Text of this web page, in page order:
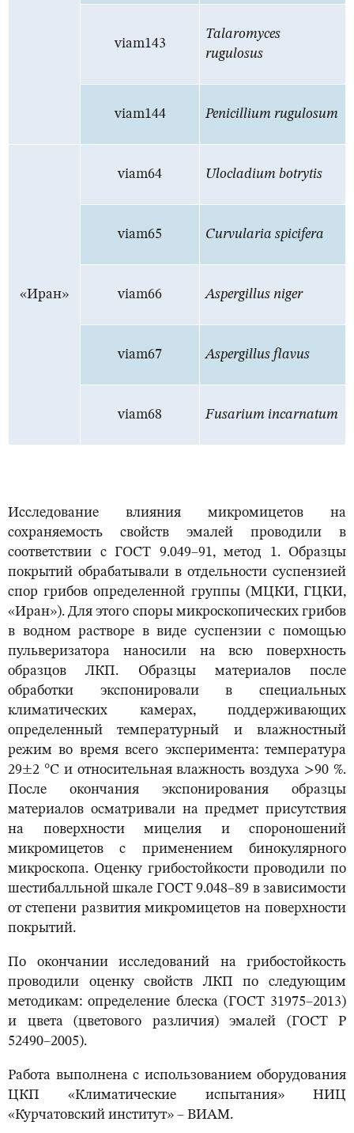
viam143
Talaromyces
rugulosus
viam144 Penicillium rugulosum
«Иран»
viam64 Ulocladium botrytis
viam65 Curvularia spicifera
viam66 Aspergillus niger
viam67 Aspergillus flavus
viam68 Fusarium incarnatum
Исследование влияния микромицетов на
сохраняемость свойств эмалей проводили в
соответствии с ГОСТ 9.049‒91, метод 1. Образцы
покрытий обрабатывали в отдельности суспензией
спор грибов определенной группы (МЦКИ, ГЦКИ,
«Иран»). Для этого споры микроскопических грибов
в водном растворе в виде суспензии с помощью
пульверизатора наносили на всю поверхность
образцов ЛКП. Образцы материалов после
обработки экспонировали в специальных
климатических камерах, поддерживающих
определенный температурный и влажностный
режим во время всего эксперимента: температура
29±2 °C и относительная влажность воздуха >90 %.
После окончания экспонирования образцы
материалов осматривали на предмет присутствия
на поверхности мицелия и спороношений
микромицетов с применением бинокулярного
микроскопа. Оценку грибостойкости проводили по
шестибалльной шкале ГОСТ 9.048‒89 в зависимости
от степени развития микромицетов на поверхности
покрытий.
По окончании исследований на грибостойкость
проводили оценку свойств ЛКП по следующим
методикам: определение блеска (ГОСТ 31975–2013)
и цвета (цветового различия) эмалей (ГОСТ Р
52490–2005).
Работа выполнена с использованием оборудования
ЦКП «Климатические испытания» НИЦ
«Курчатовский институт» – ВИАМ.